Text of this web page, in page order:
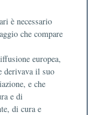
è necessario
che compare
europea,
derivava il suo
e che
e di
di cura e